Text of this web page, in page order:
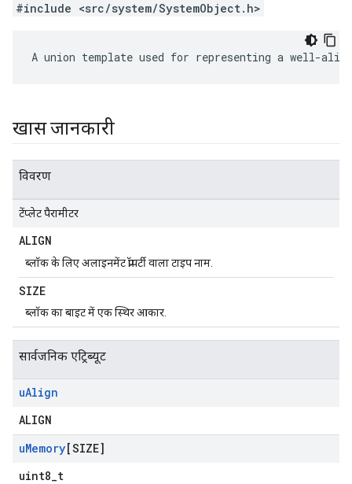
#include <src/system/SystemObject.h>
A union template used for representing a well-
खास जानकारी
विवरण
टेंप्लेट पैरामीटर
ALIGN
ब्लॉक के लिए अलाइनमेंट प्रॉपर्टी वाला टाइप नाम.
SIZE
ब्लॉक का बाइट में एक स्थिर आकार.
सार्वजनिक एट्रिब्यूट
uAlign
ALIGN
uMemory[SIZE]
uint8_t